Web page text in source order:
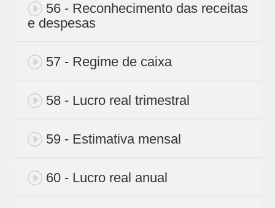
56 - Reconhecimento das receitas
e despesas
57 - Regime de caixa
58 - Lucro real trimestral
59 - Estimativa mensal
60 - Lucro real anual